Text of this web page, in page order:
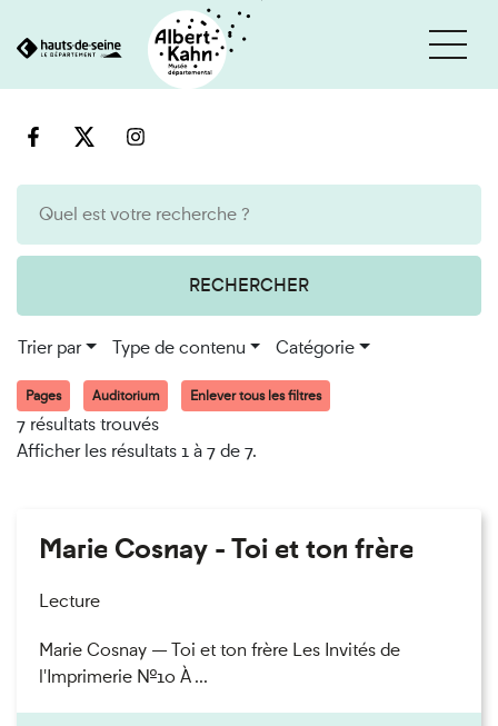
au
RECHERCHER
Trier par Type de contenu Catégorie
Pages Auditorium Enlever tous les filtres
7 résultats trouvés
Afficher les résultats 1 à 7 de 7.
Marie Cosnay - Toi et ton frère
Lecture
Marie Cosnay — Toi et ton frère Les Invités de
l'Imprimerie n°10 À ...
Cookies et traceurs utilisés sur ce site